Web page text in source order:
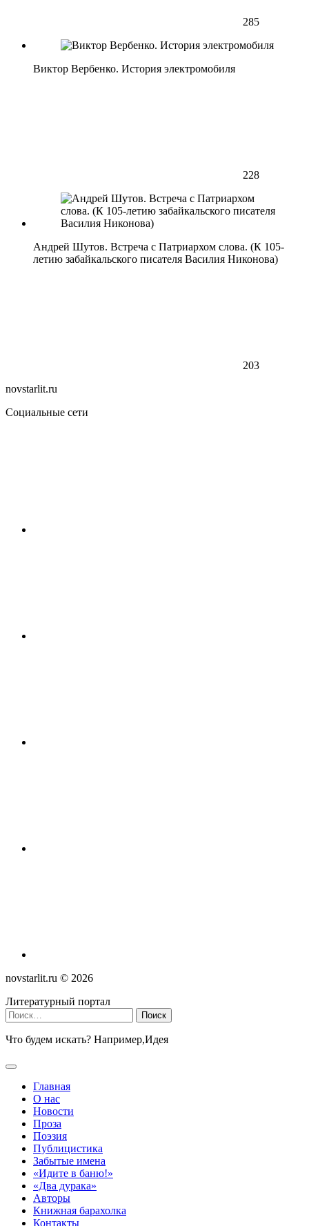
285
Виктор Вербенко. История электромобиля
228
Андрей Шутов. Встреча с Патриархом слова. (К 105-
летию забайкальского писателя Василия Никонова)
203
novstarlit.ru
Социальные сети
novstarlit.ru © 2026
Литературный портал
Найти:
Что будем искать? Например,Идея
Главная
О нас
Новости
Проза
Поэзия
Публицистика
Забытые имена
«Идите в баню!»
«Два дурака»
Авторы
Книжная барахолка
Контакты